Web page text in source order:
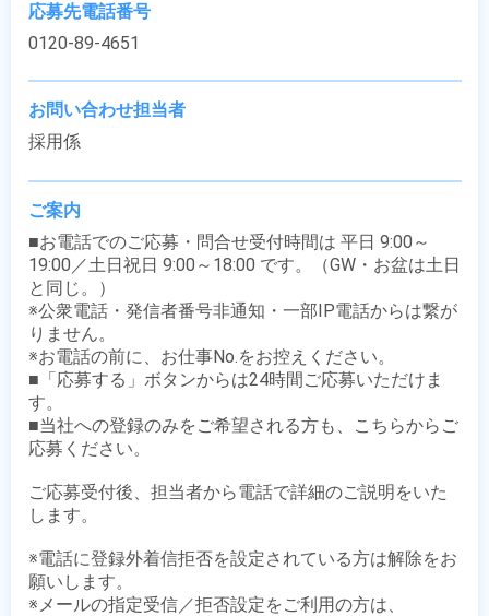
応募先電話番号
0120-89-4651
お問い合わせ担当者
採用係
ご案内
■お電話でのご応募・問合せ受付時間は 平日 9:00～
19:00／土日祝日 9:00～18:00 です。（GW・お盆は土日
と同じ。）
※公衆電話・発信者番号非通知・一部IP電話からは繋が
りません。
※お電話の前に、お仕事No.をお控えください。
■「応募する」ボタンからは24時間ご応募いただけま
す。
■当社への登録のみをご希望される方も、こちらからご
応募ください。
ご応募受付後、担当者から電話で詳細のご説明をいた
します。
※電話に登録外着信拒否を設定されている方は解除をお
願いします。
※メールの指定受信／拒否設定をご利用の方は、